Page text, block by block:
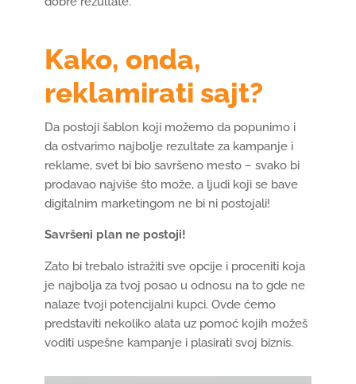
Kako, onda,
reklamirati sajt?
Da postoji šablon koji možemo da popunimo i
da ostvarimo najbolje rezultate za kampanje i
reklame, svet bi bio savršeno mesto – svako bi
prodavao najviše što može, a ljudi koji se bave
digitalnim marketingom ne bi ni postojali!
Savršeni plan ne postoji!
Zato bi trebalo istražiti sve opcije i proceniti koja
je najbolja za tvoj posao u odnosu na to gde ne
nalaze tvoji potencijalni kupci. Ovde ćemo
predstaviti nekoliko alata uz pomoć kojih možeš
voditi uspešne kampanje i plasirati svoj biznis.